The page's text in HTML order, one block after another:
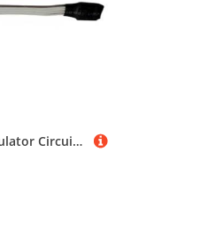
Fan Simulator Emulator Circuit Board For 1066 1166 1246 1346 Gaming Rigs Power Supply Fan Simulating Emulator Device